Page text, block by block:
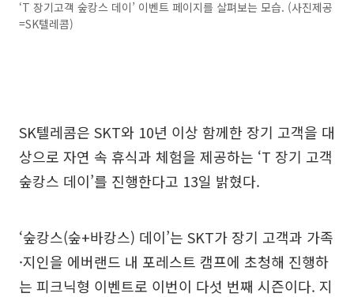
‘T 장기고객 숲캉스 데이’ 이벤트 페이지를 살펴보는 모습. (사진제공
=SK텔레콤)
SK텔레콤은 SKT와 10년 이상 함께한 장기 고객을 대
상으로 자연 속 휴식과 체험을 제공하는 ‘T 장기 고객
숲캉스 데이’를 진행한다고 13일 밝혔다.
‘숲캉스(숲+바캉스) 데이’는 SKT가 장기 고객과 가족
·지인을 에버랜드 내 포레스트 캠프에 초청해 진행하
는 피크닉형 이벤트로 이번이 다섯 번째 시즌이다. 지